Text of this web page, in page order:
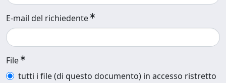
E-mail del richiedente
File
tutti i file (di questo documento) in accesso ristretto